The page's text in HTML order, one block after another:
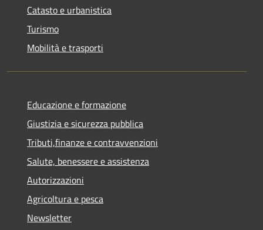
Catasto e urbanistica
Turismo
Mobilità e trasporti
Educazione e formazione
Giustizia e sicurezza pubblica
Tributi,finanze e contravvenzioni
Salute, benessere e assistenza
Autorizzazioni
Agricoltura e pesca
Newsletter